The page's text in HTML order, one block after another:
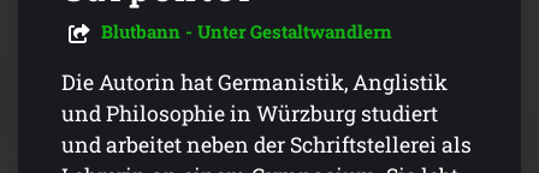
Blutbann - Unter Gestaltwandlern
Die Autorin hat Germanistik, Anglistik
und Philosophie in Würzburg studiert
und arbeitet neben der Schriftstellerei als